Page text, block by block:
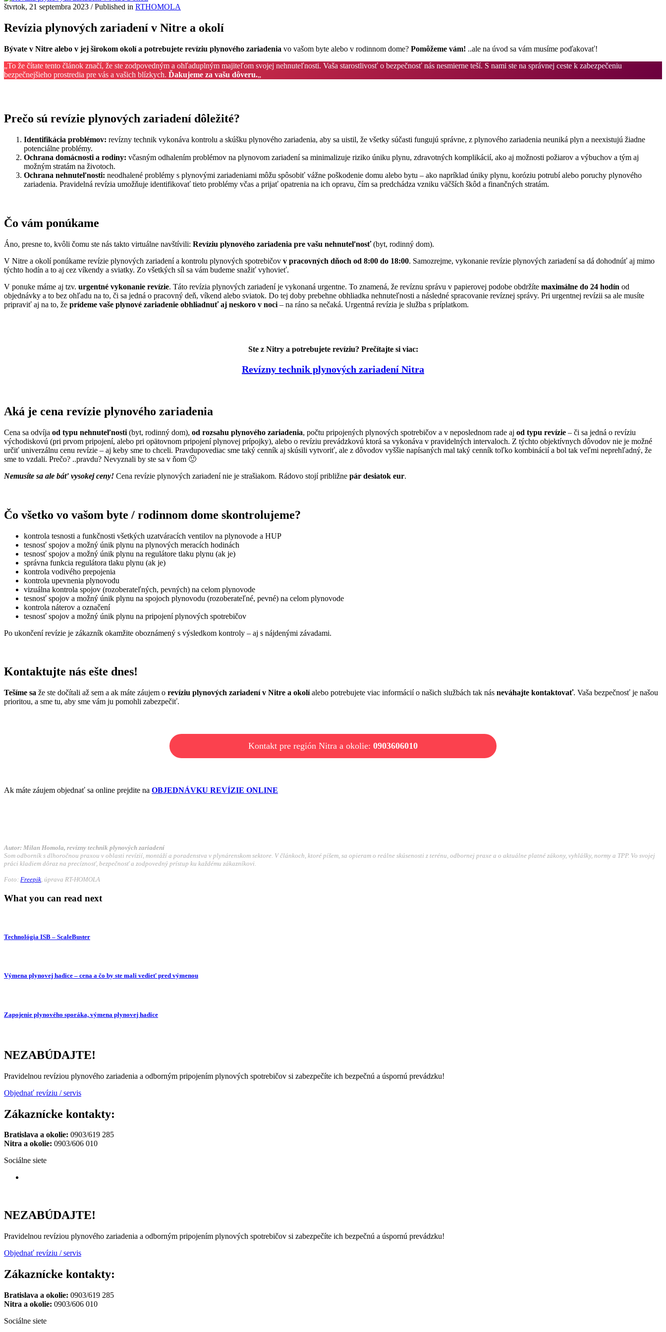
štvrtok, 21 septembra 2023 /Published in RTHOMOLA
Revízia plynových zariadení v Nitre a okolí
Bývate v Nitre alebo v jej širokom okolí a potrebujete revíziu plynového zariadenia vo vašom byte alebo v rodinnom dome? Pomôžeme vám! ..ale na úvod sa vám musíme poďakovať!
„To že čítate tento článok značí, že ste zodpovedným a ohľaduplným majiteľom svojej nehnuteľnosti. Vaša starostlivosť o bezpečnosť nás nesmierne teší. S nami ste na správnej ceste k zabezpečeniu
bezpečnejšieho prostredia pre vás a vašich blízkych. Ďakujeme za vašu dôveru.„
Prečo sú revízie plynových zariadení dôležité?
Identifikácia problémov: revízny technik vykonáva kontrolu a skúšku plynového zariadenia, aby sa uistil, že všetky súčasti fungujú správne, z plynového zariadenia neuniká plyn a neexistujú žiadne
potenciálne problémy.
Ochrana domácnosti a rodiny: včasným odhalením problémov na plynovom zariadení sa minimalizuje riziko úniku plynu, zdravotných komplikácií, ako aj možnosti požiarov a výbuchov a tým aj
možným stratám na životoch.
Ochrana nehnuteľnosti: neodhalené problémy s plynovými zariadeniami môžu spôsobiť vážne poškodenie domu alebo bytu – ako napríklad úniky plynu, koróziu potrubí alebo poruchy plynového
zariadenia. Pravidelná revízia umožňuje identifikovať tieto problémy včas a prijať opatrenia na ich opravu, čím sa predchádza vzniku väčších škôd a finančných stratám.
Čo vám ponúkame
Áno, presne to, kvôli čomu ste nás takto virtuálne navštívili: Revíziu plynového zariadenia pre vašu nehnuteľnosť(byt, rodinný dom).
V Nitre a okolí ponúkame revízie plynových zariadení a kontrolu plynových spotrebičov v pracovných dňoch od 8:00 do 18:00. Samozrejme, vykonanie revízie plynových zariadení sa dá dohodnúť aj mimo
týchto hodín a to aj cez víkendy a sviatky. Zo všetkých síl sa vám budeme snažiť vyhovieť.
V ponuke máme aj tzv. urgentné vykonanie revízie. Táto revízia plynových zariadení je vykonaná urgentne. To znamená, že revíznu správu v papierovej podobe obdržíte maximálne do 24 hodín od
objednávky a to bez ohľadu na to, či sa jedná o pracovný deň, víkend alebo sviatok. Do tej doby prebehne obhliadka nehnuteľnosti a následné spracovanie revíznej správy. Pri urgentnej revízii sa ale musíte
pripraviť aj na to, že prídeme vaše plynové zariadenie obhliadnuť aj neskoro v noci – na ráno sa nečaká. Urgentná revízia je služba s príplatkom.
Ste z Nitry a potrebujete revíziu? Prečítajte si viac:
Revízny technik plynových zariadení Nitra
Aká je cena revízie plynového zariadenia
Cena sa odvíja od typu nehnuteľnosti (byt, rodinný dom), od rozsahu plynového zariadenia, počtu pripojených plynových spotrebičov a v neposlednom rade aj od typu revízie – či sa jedná o revíziu
východiskovú (pri prvom pripojení, alebo pri opätovnom pripojení plynovej prípojky), alebo o revíziu prevádzkovú ktorá sa vykonáva v pravidelných intervaloch. Z týchto objektívnych dôvodov nie je možné
určiť univerzálnu cenu revízie – aj keby sme to chceli. Pravdupovediac sme taký cenník aj skúsili vytvoriť, ale z dôvodov vyššie napísaných mal taký cenník toľko kombinácií a bol tak veľmi neprehľadný, že
sme to vzdali. Prečo? ..pravdu? Nevyznali by ste sa v ňom 🙂
Nemusíte sa ale báť vysokej ceny! Cena revízie plynových zariadení nie je strašiakom. Rádovo stojí približne pár desiatok eur.
Čo všetko vo vašom byte / rodinnom dome skontrolujeme?
kontrola tesnosti a funkčnosti všetkých uzatváracích ventilov na plynovode a HUP
tesnosť spojov a možný únik plynu na plynových meracích hodinách
tesnosť spojov a možný únik plynu na regulátore tlaku plynu (ak je)
správna funkcia regulátora tlaku plynu (ak je)
kontrola vodivého prepojenia
kontrola upevnenia plynovodu
vizuálna kontrola spojov (rozoberateľných, pevných) na celom plynovode
tesnosť spojov a možný únik plynu na spojoch plynovodu (rozoberateľné, pevné) na celom plynovode
kontrola náterov a označení
tesnosť spojov a možný únik plynu na pripojení plynových spotrebičov
Po ukončení revízie je zákazník okamžite oboznámený s výsledkom kontroly – aj s nájdenými závadami.
Kontaktujte nás ešte dnes!
Tešíme sa že ste dočítali až sem a ak máte záujem o revíziu plynových zariadení v Nitre a okolíalebo potrebujete viac informácií o našich službách tak nás neváhajte kontaktovať. Vaša bezpečnosť je našou
prioritou, a sme tu, aby sme vám ju pomohli zabezpečiť.
Kontakt pre región Nitra a okolie: 0903606010
Ak máte záujem objednať sa online prejdite na OBJEDNÁVKU REVÍZIE ONLINE
Autor: Milan Homola, revízny technik plynových zariadení
Som odborník s dlhoročnou praxou v oblasti revízií, montáží a poradenstva v plynárenskom sektore. V článkoch, ktoré píšem, sa opieram o reálne skúsenosti z terénu, odbornej praxe a o aktuálne platné zákony, vyhlášky, normy a TPP. Vo svojej
práci kladiem dôraz na precíznosť, bezpečnosť a zodpovedný prístup ku každému zákazníkovi.
Foto: Freepik, úprava RT-HOMOLA
What you can read next
Technológia ISB – ScaleBuster
Výmena plynovej hadice – cena a čo by ste mali vedieť pred výmenou
Zapojenie plynového sporáka, výmena plynovej hadice
NEZABÚDAJTE!
Pravidelnou revíziou plynového zariadenia a odborným pripojením plynových spotrebičov si zabezpečíte ich bezpečnú a úspornú prevádzku!
Objednať revíziu / servis
Zákaznícke kontakty:
Bratislava a okolie: 0903/619 285
Nitra a okolie: 0903/606 010
Sociálne siete
NEZABÚDAJTE!
Pravidelnou revíziou plynového zariadenia a odborným pripojením plynových spotrebičov si zabezpečíte ich bezpečnú a úspornú prevádzku!
Objednať revíziu / servis
Zákaznícke kontakty:
Bratislava a okolie: 0903/619 285
Nitra a okolie: 0903/606 010
Sociálne siete